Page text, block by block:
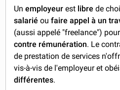
Un employeur est libre de
salariéoufaire appel à un
(aussi appelé "freelance")
contre rémunération. Le
de prestation de services
vis-à-vis de l'employeur et
différentes.